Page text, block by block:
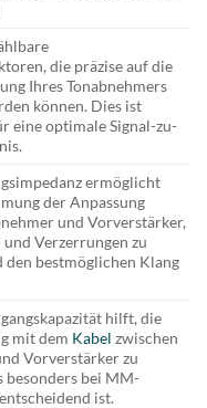
die präzise auf die
Ihres Tonabnehmers
können. Dies ist
eine optimale Signal-zu-
ermöglicht
der Anpassung
und Vorverstärker,
und Verzerrungen zu
bestmöglichen Klang
hilft, die
mit dem Kabel zwischen
Vorverstärker zu
besonders bei MM-
ist.